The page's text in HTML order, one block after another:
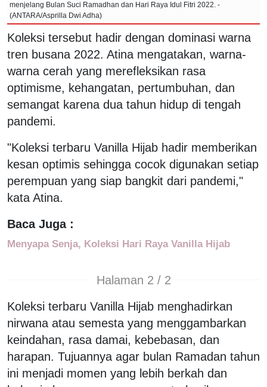
menjelang Bulan Suci Ramadhan dan Hari Raya Idul Fitri 2022. -
(ANTARA/Asprilla Dwi Adha)
Koleksi tersebut hadir dengan dominasi warna
tren busana 2022. Atina mengatakan, warna-
warna cerah yang merefleksikan rasa
optimisme, kehangatan, pertumbuhan, dan
semangat karena dua tahun hidup di tengah
pandemi.
"Koleksi terbaru Vanilla Hijab hadir memberikan
kesan optimis sehingga cocok digunakan setiap
perempuan yang siap bangkit dari pandemi,"
kata Atina.
Baca Juga :
Menyapa Senja, Koleksi Hari Raya Vanilla Hijab
Halaman 2 / 2
Koleksi terbaru Vanilla Hijab menghadirkan
nirwana atau semesta yang menggambarkan
keindahan, rasa damai, kebebasan, dan
harapan. Tujuannya agar bulan Ramadan tahun
ini menjadi momen yang lebih berkah dan